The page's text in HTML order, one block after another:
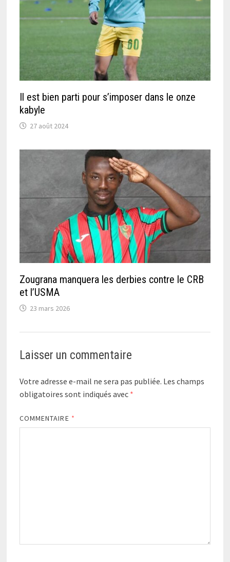
Il est bien parti pour s’imposer dans le onze
kabyle
27 août 2024
Zougrana manquera les derbies contre le CRB
et l’USMA
23 mars 2026
Laisser un commentaire
Votre adresse e-mail ne sera pas publiée. Les champs
obligatoires sont indiqués avec *
COMMENTAIRE *